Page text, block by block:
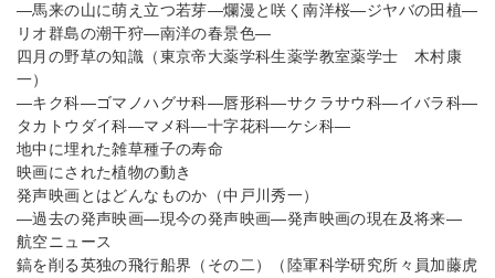
―馬来の山に萌え立つ若芽―爛漫と咲く南洋桜―ジヤバの田植―
リオ群島の潮干狩―南洋の春景色―
四月の野草の知識（東京帝大薬学科生薬学教室薬学士 木村康
一）
―キク科―ゴマノハグサ科―唇形科―サクラサウ科―イバラ科―
タカトウダイ科―マメ科―十字花科―ケシ科―
地中に埋れた雑草種子の寿命
映画にされた植物の動き
発声映画とはどんなものか（中戸川秀一）
―過去の発声映画―現今の発声映画―発声映画の現在及将来―
航空ニュース
鎬を削る英独の飛行船界（その二）（陸軍科学研究所々員加藤虎